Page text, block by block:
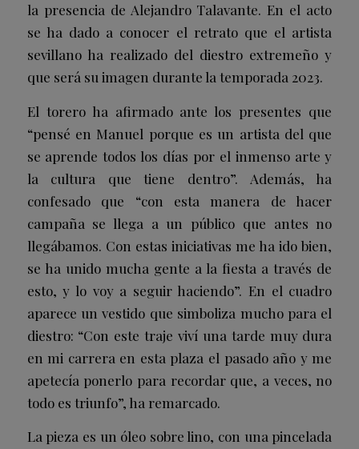
la presencia de Alejandro Talavante. En el acto
se ha dado a conocer el retrato que el artista
sevillano ha realizado del diestro extremeño y
que será su imagen durante la temporada 2023.
El torero ha afirmado ante los presentes que
“pensé en Manuel porque es un artista del que
se aprende todos los días por el inmenso arte y
la cultura que tiene dentro”. Además, ha
confesado que “con esta manera de hacer
campaña se llega a un público que antes no
llegábamos. Con estas iniciativas me ha ido bien,
se ha unido mucha gente a la fiesta a través de
esto, y lo voy a seguir haciendo”. En el cuadro
aparece un vestido que simboliza mucho para el
diestro: “Con este traje viví una tarde muy dura
en mi carrera en esta plaza el pasado año y me
apetecía ponerlo para recordar que, a veces, no
todo es triunfo”, ha remarcado.
La pieza es un óleo sobre lino, con una pincelada